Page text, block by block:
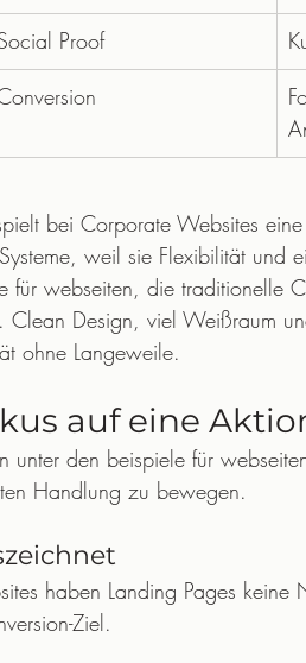
Proof
bei Corporate Websites
weil sie Flexibilität und
für webseiten, die traditionelle
Clean Design, viel Weißraum
ohne Langeweile.
auf eine
unter den beispiele für
Handlung zu bewegen.
haben Landing Pages
Ziel.